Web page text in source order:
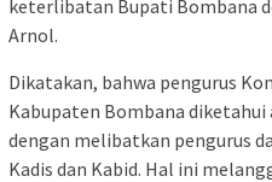
keterlibatan Bupati Bombana
Arnol.
Dikatakan, bahwa pengurus
Kabupaten Bombana
dengan melibatkan pengurus
Kadis dan Kabid. Hal ini